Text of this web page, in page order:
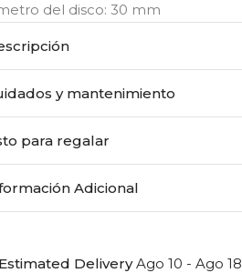
del disco: 30 mm
y mantenimiento
para regalar
Adicional
Estimated DeliveryAgo 10 - Ago 18